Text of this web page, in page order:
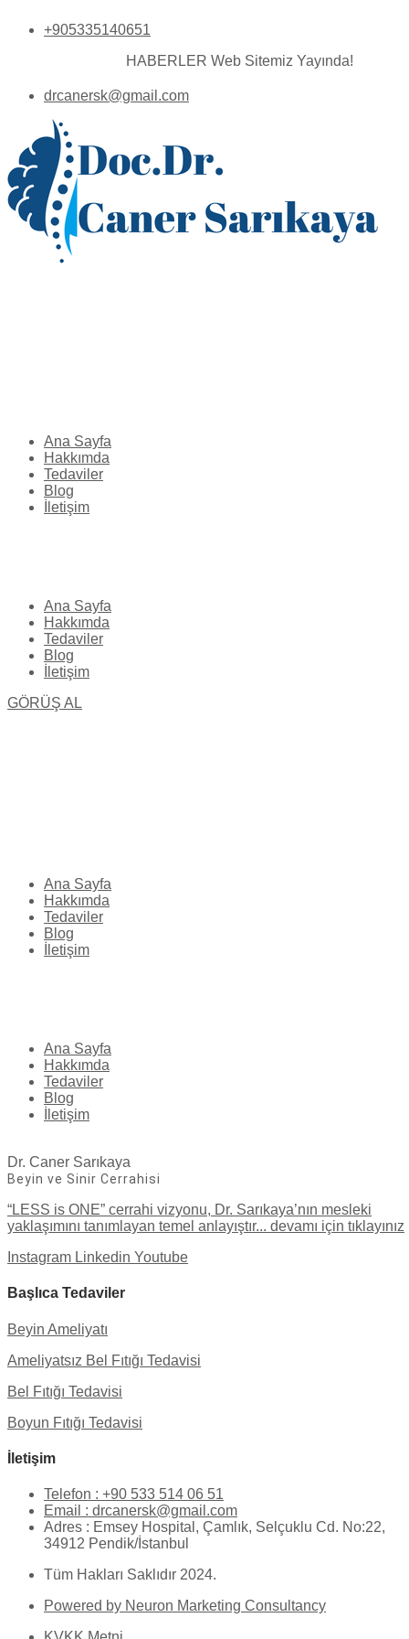
+905335140651
HABERLER Web Sitemiz Yayında!
drcanersk@gmail.com
Ana Sayfa
Hakkımda
Tedaviler
Blog
İletişim
Ana Sayfa
Hakkımda
Tedaviler
Blog
İletişim
GÖRÜŞ AL
Ana Sayfa
Hakkımda
Tedaviler
Blog
İletişim
Ana Sayfa
Hakkımda
Tedaviler
Blog
İletişim
Dr. Caner Sarıkaya
Beyin ve Sinir Cerrahisi
“LESS is ONE” cerrahi vizyonu, Dr. Sarıkaya’nın mesleki
yaklaşımını tanımlayan temel anlayıştır... devamı için tıklayınız
Instagram Linkedin Youtube
Başlıca Tedaviler
Beyin Ameliyatı
Ameliyatsız Bel Fıtığı Tedavisi
Bel Fıtığı Tedavisi
Boyun Fıtığı Tedavisi
İletişim
Telefon : +90 533 514 06 51
Email : drcanersk@gmail.com
Adres : Emsey Hospital, Çamlık, Selçuklu Cd. No:22,
34912 Pendik/İstanbul
Tüm Hakları Saklıdır 2024.
Powered by Neuron Marketing Consultancy